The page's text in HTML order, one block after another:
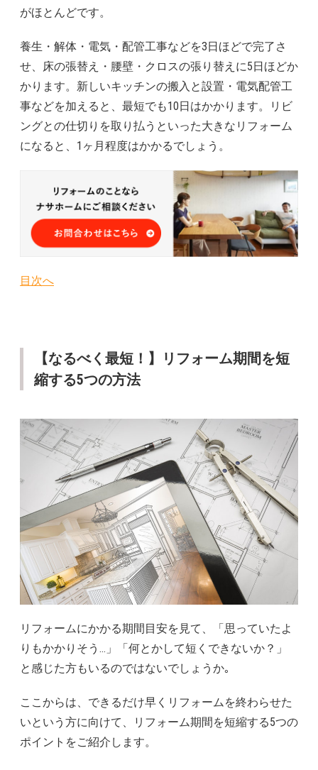
がほとんどです。
養生・解体・電気・配管工事などを3日ほどで完了さ
せ、床の張替え・腰壁・クロスの張り替えに5日ほどか
かります。新しいキッチンの搬入と設置・電気配管工
事などを加えると、最短でも10日はかかります。リビ
ングとの仕切りを取り払うといった大きなリフォーム
になると、1ヶ月程度はかかるでしょう。
目次へ
【なるべく最短！】リフォーム期間を短
縮する5つの方法
リフォームにかかる期間目安を見て、「思っていたよ
りもかかりそう…」「何とかして短くできないか？」
と感じた方もいるのではないでしょうか｡
ここからは、できるだけ早くリフォームを終わらせた
いという方に向けて、リフォーム期間を短縮する5つの
ポイントをご紹介します。